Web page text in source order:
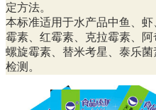
定方法。
本标准适用于水产品中鱼、
霉素、红霉素、克拉霉素、阿
螺旋霉素、替米考星、泰乐
检测。